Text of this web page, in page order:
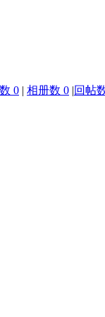
0 | 相册数 0 |回帖